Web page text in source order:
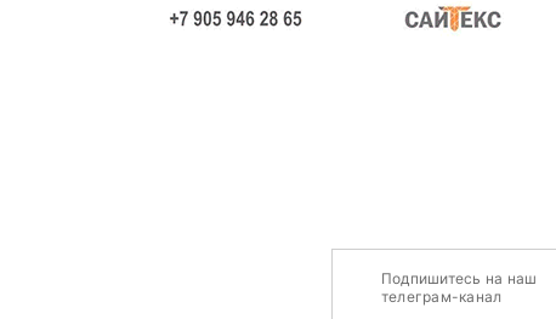
Подпишитесь на наш
телеграм-канал